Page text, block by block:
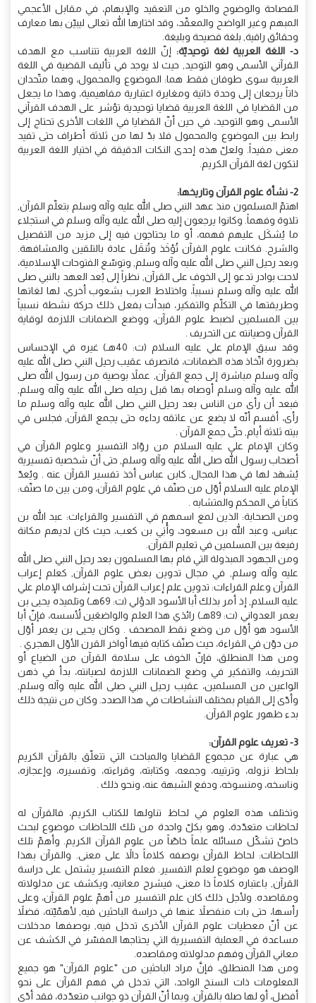
الفصاحة والوضوح والخلو من التعقيد والإبهام، في مقابل الأعجمي
المبهم وغير الواضح والمعقّد، وقد اختارها الله تعالى ليبيّن بها معارف
وحقائق راقية, بلغة فصيحة وبليغة.
د- اللغة العربية لغة توحيديّة: إنّ اللغة العربية تتناسب مع الهدف
القرآني الأسمى وهو التوحيد, حيث لا يوجد في تأليف القضية في اللغة
العربية سوى طوفان فقط هما: الموضوع والمحمول، وهما متّحدان
ذاتاً يرجعان إلى وحدة ذاتية ومغايرة اعتبارية مفاهيمية، وهذا ما يجعل
من القضايا في اللغة العربية قضايا توحيدية تؤشر على الهدف القرآني
الأسمى وهو التوحيد، في حين أنّ القضايا في اللغات الأخرى تحتاج إلى
رابط بين الموضوع والمحمول فلا بدّ لها من ثلاثة أطراف حتى تفيد
معنى مفيداً. ولعلّ هذه إحدى النكات الدقيقة في اختيار اللغة العربية
لتكون لغة القرآن الكريم.
2- نشأة علوم القرآن وتاريخها:
اهتمّ المسلمون منذ عهد النبي صلى الله عليه وآله وسلم بتعلّم القرآن,
تلاوة وفهماً. وكانوا يرجعون إليه صلى الله عليه وآله وسلم في استجلاء
ما يُشكَل عليهم فهمه، أو ما يحتاجون فيه إلى مزيد من التفصيل
والشرح. فكانت علوم القرآن تُؤخَذ وتُنقَل عادة بالتلقين والمشافهة.
وبعد رحيل النبي صلى الله عليه وآله وسلم, وتوسّع الفتوحات الإسلامية،
لاحت بوادر تدعو إلى الخوف على القرآن, نظراً إلى بُعد العهد بالنبي صلى
الله عليه وآله وسلم نسبياً، واختلاط العرب بشعوب أخرى، لها لغاتها
وطريقتها في التكلّم والتفكير، فبدأت بفعل ذلك حركة نشطة نسبياً
بين المسلمين لضبط علوم القرآن، ووضع الضمانات اللازمة لوقاية
القرآن وصيانته عن التحريف .
وقد سبق الإمام علي عليه السلام (ت: 40هـ) غيره في الإحساس
بضرورة اتّخاذ هذه الضمانات، فانصرف عقيب رحيل النبي صلى الله عليه
وآله وسلم مباشرة إلى جمع القرآن, عملاً بوصية من رسول الله صلى
الله عليه وآله وسلم أوصاه بها قبل رحيله صلى الله عليه وآله وسلم,
فبعد أن رأى من الناس بعد رحيل النبي صلى الله عليه وآله وسلم ما
رأى، أقسم أنّه لا يضع عن عاتقه رداءه حتى يجمع القرآن, فجلس في
بيته ثلاثة أيام, حتّى جمع القرآن .
وكان الإمام علي عليه السلام من روّاد التفسير وعلوم القرآن في
أصحاب رسول الله صلى الله عليه وآله وسلم, حتى أنّ شخصية تفسيرية
يُشهَد لها في هذا المجال, كابن عباس أخذ تفسير القرآن عنه . ويُعدّ
الإمام عليه السلام أوّل من صنّف في علوم القرآن، ومن بين ما صنّف:
كتاباً في المحكم والمتشابه .
ومن الصحابة: الذين لمع اسمهم في التفسير والقراءات: عبد الله بن
عباس، وعبد الله بن مسعود، وأُبَي بن كعب، حيث كان لديهم مكانة
رفيعة بين المسلمين في تعليم القرآن.
ومن الجهود المبذولة التي قام بها المسلمون بعد رحيل النبي صلى الله
عليه وآله وسلم, في مجال تدوين بعض علوم القرآن, كعلم إعراب
القرآن وعلم القراءات: تدوين علم إعراب القرآن تحت إشراف الإمام علي
عليه السلام, إذ أمر بذلك أبا الأسود الدؤلي (ت: 69هـ) وتلميذه يحيى بن
يعمر العدواني (ت: 89هـ) رائدَي هذا العلم والواضعَين لأُسسه، فإنّ أبا
الأسود هو أوّل من وضع نقط المصحف . وكان يحيى بن يعمر أوّل
من دوّن في القراءة، حيث صنّف كتابه فيها أواخر القرن الأوّل الهجري .
ومن هذا المنطلق، فإنّ الخوف على سلامة القرآن من الضياع أو
التحريف، والتفكير في وضع الضمانات اللازمة لصيانته، بدأ في ذهن
الواعين من المسلمين، عقيب رحيل النبي صلى الله عليه وآله وسلم,
وأدّى إلى القيام بمختلف النشاطات في هذا الصدد. وكان من نتيجة ذلك
بدء ظهور علوم القرآن.
3- تعريف علوم القرآن:
هي عبارة عن مجموع القضايا والمباحث التي تتعلّق بالقرآن الكريم
بلحاظ نزوله، وترتيبه، وجمعه، وكتابته، وقراءته، وتفسيره، وإعجازه،
وناسخه، ومنسوخه، ودفع الشبهة عنه، ونحو ذلك .
وتختلف هذه العلوم في لحاظ تناولها للكتاب الكريم، فالقرآن له
لحاظات متعدّدة، وهو بكلّ واحدة من تلك اللحاظات موضوع لبحث
خاصّ تشكّل مسائله علماً خاصّاً من علوم القرآن الكريم. وأهمّ تلك
اللحاظات: لحاظ القرآن بوصفه كلاماً دالاً على معنى. والقرآن بهذا
الوصف هو موضوع لعلم التفسير. فعلم التفسير يشتمل على دراسة
القرآن, باعتباره كلاماً ذا معنى، فيشرح معانيه، ويكشف عن مدلولاته
ومقاصده. ولأجل ذلك كان علم التفسير من أهمّ علوم القرآن، وعلى
رأسها، حتى بات منفصلاً عنها في دراسة الباحثين فيه, لأهمّيّته، فضلاً
عن أنّ معطيات علوم القرآن الأخرى تدخل فيه, بوصفها مدخلات
مساعدة في العملية التفسيرية التي يحتاجها المفسّر في الكشف عن
معاني القرآن وفهم مدلولاته ومقاصده.
ومن هذا المنطلق، فإنَّ مراد الباحثين من "علوم القرآن" هو جميع
المعلومات ذات السنخ الواحد، التي تدخل في فهم القرآن على نحو
أفضل، أو لها صلة بالقرآن. وبما أنّ القرآن ذو جوانب متعدّدة، فقد أدّى